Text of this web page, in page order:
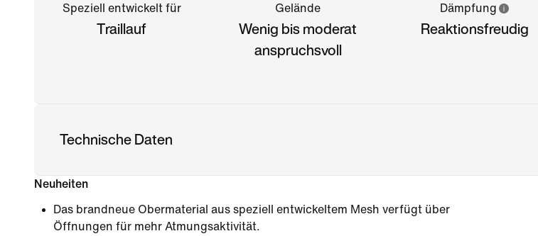
Speziell entwickelt für
Traillauf
Gelände
Wenig bis moderat
anspruchsvoll
Dämpfung
Reaktionsfreudig
Technische Daten
Neuheiten
Das brandneue Obermaterial aus speziell entwickeltem Mesh verfügt über
Öffnungen für mehr Atmungsaktivität.